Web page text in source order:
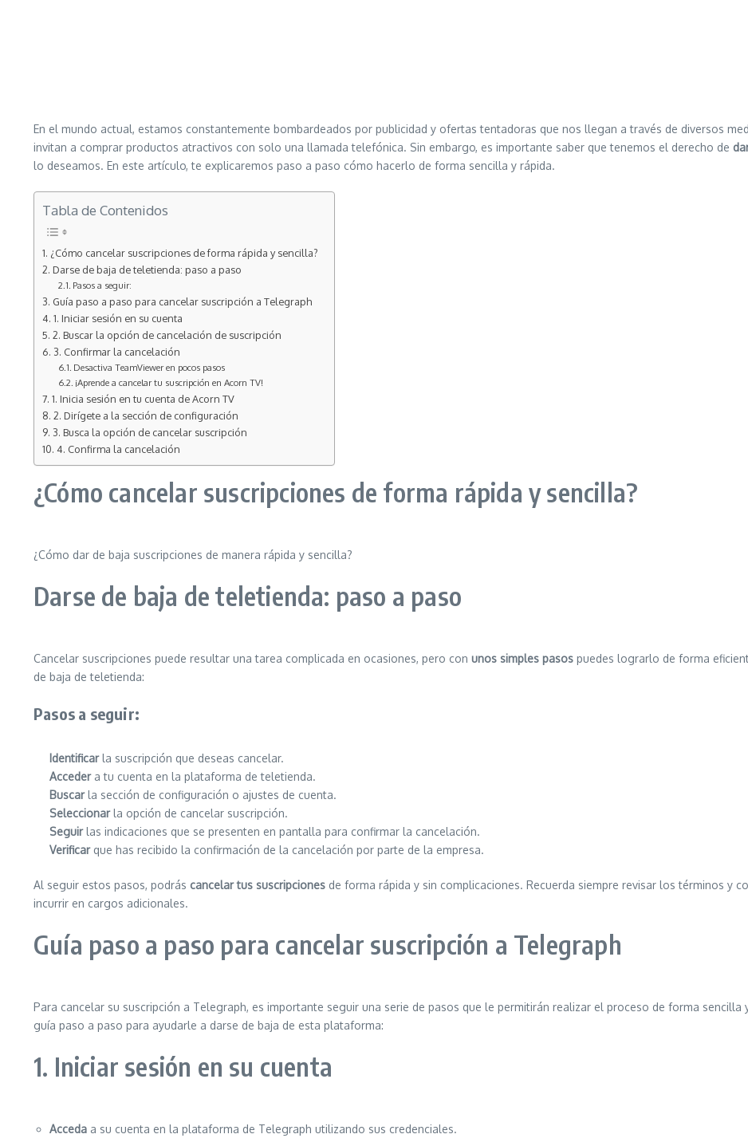
En el mundo actual, estamos constantemente bombardeados por publicidad y ofertas tentadoras que nos llegan a través de diversos
invitan a comprar productos atractivos con solo una llamada telefónica. Sin embargo, es importante saber que tenemos el derecho de
lo deseamos. En este artículo, te explicaremos paso a paso cómo hacerlo de forma sencilla y rápida.
Tabla de Contenidos
¿Cómo cancelar suscripciones de forma rápida y sencilla?
Darse de baja de teletienda: paso a paso
Pasos a seguir:
Guía paso a paso para cancelar suscripción a Telegraph
1. Iniciar sesión en su cuenta
2. Buscar la opción de cancelación de suscripción
3. Confirmar la cancelación
Desactiva TeamViewer en pocos pasos
¡Aprende a cancelar tu suscripción en Acorn TV!
1. Inicia sesión en tu cuenta de Acorn TV
2. Dirígete a la sección de configuración
3. Busca la opción de cancelar suscripción
4. Confirma la cancelación
¿Cómo cancelar suscripciones de forma rápida y sencilla?
¿Cómo dar de baja suscripciones de manera rápida y sencilla?
Darse de baja de teletienda: paso a paso
Cancelar suscripciones puede resultar una tarea complicada en ocasiones, pero con unos simples pasos puedes lograrlo de forma
de baja de teletienda:
Pasos a seguir:
Identificarla suscripción que deseas cancelar.
Accedera tu cuenta en la plataforma de teletienda.
Buscarla sección de configuración o ajustes de cuenta.
Seleccionarla opción de cancelar suscripción.
Seguirlas indicaciones que se presenten en pantalla para confirmar la cancelación.
Verificarque has recibido la confirmación de la cancelación por parte de la empresa.
Al seguir estos pasos, podrás cancelar tus suscripciones de forma rápida y sin complicaciones. Recuerda siempre revisar los términos y
incurrir en cargos adicionales.
Guía paso a paso para cancelar suscripción a Telegraph
Para cancelar su suscripción a Telegraph, es importante seguir una serie de pasos que le permitirán realizar el proceso de forma
guía paso a paso para ayudarle a darse de baja de esta plataforma:
1. Iniciar sesión en su cuenta
Acceda a su cuenta en la plataforma de Telegraph utilizando sus credenciales.